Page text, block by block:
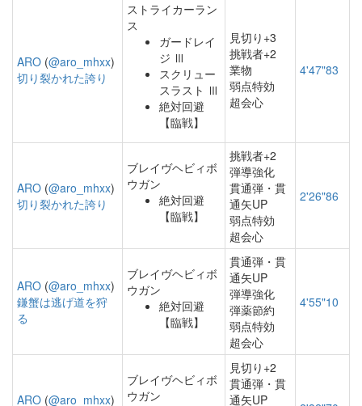
ARO (@aro_mhxx)
切り裂かれた誇り
ストライカーラン
ス
ガードレイ
ジ Ⅲ
スクリュー
スラスト Ⅲ
絶対回避
【臨戦】
見切り+3
挑戦者+2
業物
弱点特効
超会心
4'47"83
ARO (@aro_mhxx)
切り裂かれた誇り
ブレイヴヘビィボ
ウガン
絶対回避
【臨戦】
挑戦者+2
弾導強化
貫通弾・貫
通矢UP
弱点特効
超会心
2'26"86
ARO (@aro_mhxx)
鎌蟹は逃げ道を狩
る
ブレイヴヘビィボ
ウガン
絶対回避
【臨戦】
貫通弾・貫
通矢UP
弾導強化
弾薬節約
弱点特効
超会心
4'55"10
ARO (@aro_mhxx)
ブレイヴヘビィボ
ウガン
見切り+2
貫通弾・貫
通矢UP